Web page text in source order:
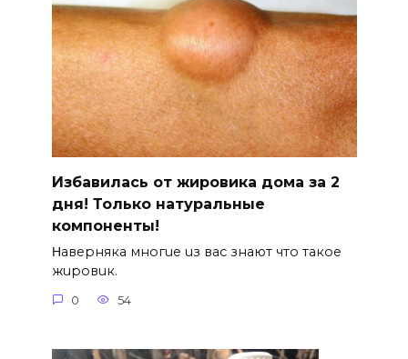
Избавилась от жировика дома за 2
дня! Только натуральные
компоненты!
Ηавepняка многue uз вас знают что такоe
жuровuк.
0 54